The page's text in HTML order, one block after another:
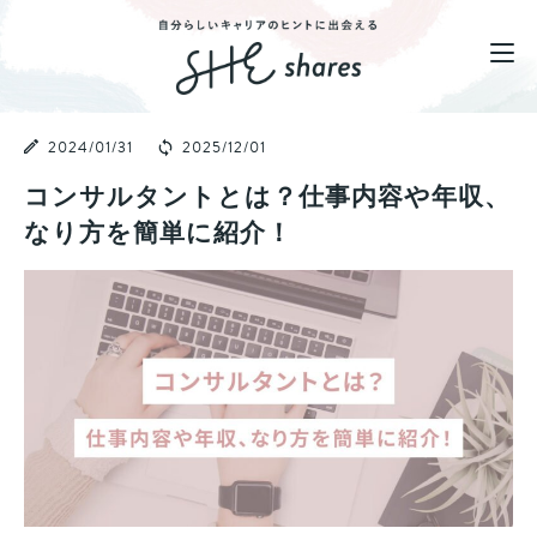
2024/01/31 2025/12/01
コンサルタントとは？仕事内容や年収、
なり方を簡単に紹介！